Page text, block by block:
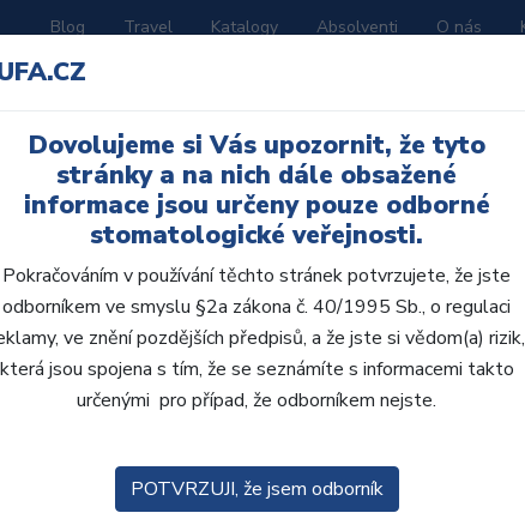
Blog Travel Katalogy Absolventi O nás
H
AcryRock frontální H
• Dvouvrstvé velmi estetické pryskyřičné
zub.• Díky použití speciální pryskyřice
Kód produktu: 801281
Dovolujeme si Vás upozornit, že tyto
stránky a na nich dále obsažené
informace jsou určeny pouze odborné
stomatologické veřejnosti.
Pokračováním v používání těchto stránek potvrzujete, že jste
odborníkem ve smyslu §2a zákona č. 40/1995 Sb., o regulaci
ve znění pozdějších předpisů, a že jste si vědom(a) rizik,
která jsou spojena s tím, že se seznámíte s informacemi takto
určenými pro případ, že odborníkem nejste.
POTVRZUJI, že jsem odborník